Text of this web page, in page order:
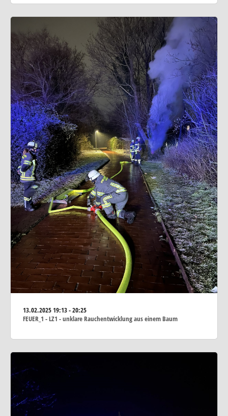
13.02.202519:13 - 20:25
FEUER_1 - LZ1 - unklare Rauchentwicklung aus einem Baum